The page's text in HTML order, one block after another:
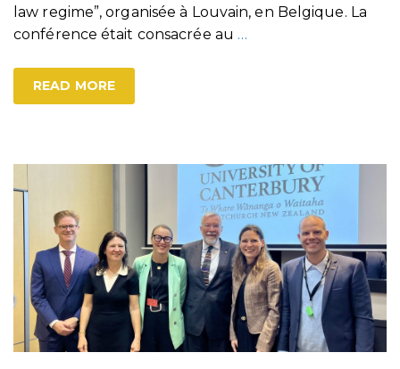
law regime”, organisée à Louvain, en Belgique. La
conférence était consacrée au …
READ MORE